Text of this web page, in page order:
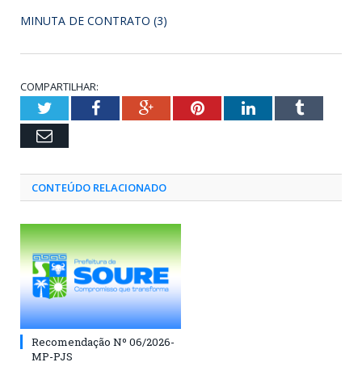
MINUTA DE CONTRATO (3)
COMPARTILHAR:
TwitterFacebookGoogle+PinterestLinkedInTumblr
Email
CONTEÚDO RELACIONADO
Recomendação Nº 06/2026-
MP-PJS